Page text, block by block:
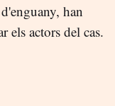
han
els actors del cas.